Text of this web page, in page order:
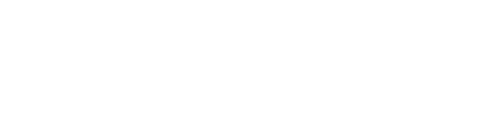
avant de les publier.